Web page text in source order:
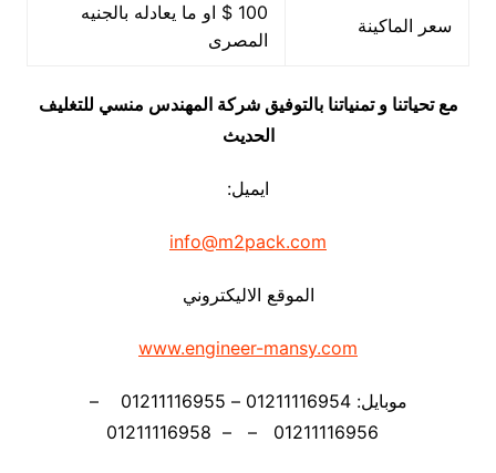
سعر الماكينة
100 $ او ما يعادله بالجنيه
المصرى
مع تحياتنا و تمنياتنا بالتوفيق شركة المهندس منسي للتغليف
الحديث
ايميل:
info@m2pack.com
الموقع الاليكتروني
www.engineer-mansy.com
موبايل: 01211116954 – 01211116955 –